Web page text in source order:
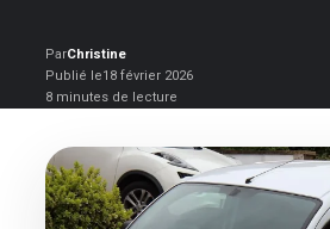
ParChristine
Publié le18 février 2026
8 minutes de lecture